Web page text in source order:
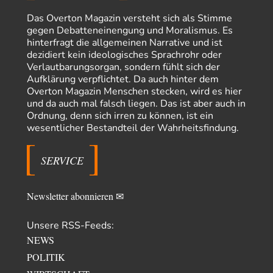
Masseninvasion von Ceuta: Ein organisierter Angriff
Ja ja, das ist der Fluch der schönen neuen Smartphone-Zeit. Einer ruft und
Zehntausende dackeln…
Adel verpflichtetvor 16 Stunden zu:
»Der freie Wille ist ein Mythos«
Vielen Dank, hatte ich nicht auf dem Schirm, weil ich ihn nicht mehr
lese. Beweist…
Schattenland
vor 19 Stunden zu:
Unkabarettistische Anstalten
Dem schließe ich mich 100 pro an - das deutsche politische Kabarett ist
tot (Lisa…
vor 20 Stunden zu:
Dissonanzen
Kleine Korrektur: Anders als Moshe Zuckermann schildet gab es in den
1960er und 1970er Jahren…
Wolfgang Wirthvor 21 Stunden zu:
Entkernen, Umfunktionieren und (feindlich) Übernehmen
@Froschhaut Vielen Dank für Ihre freundlichen Worte. Ich nehme an,
dass ich dass stellvertretend auch…
Das Overton Magazin versteht sich als Stimme
gegen Debatteneinengung und Moralismus. Es
hinterfragt die allgemeinen Narrative und ist
dezidiert kein ideologisches Sprachrohr oder
Verlautbarungsorgan, sondern fühlt sich der
Aufklärung verpflichtet. Da auch hinter dem
Overton Magazin Menschen stecken, wird es hier
und da auch mal falsch liegen. Das ist aber auch in
Ordnung, denn sich irren zu können, ist ein
wesentlicher Bestandteil der Wahrheitsfindung.
SERVICE
Newsletter abonnieren ✉
Unsere RSS-Feeds:
NEWS
POLITIK